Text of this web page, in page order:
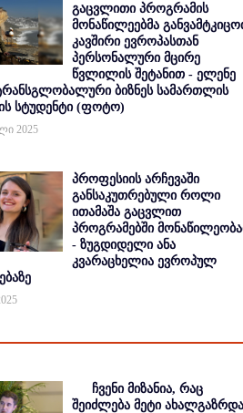
გაცვლითი პროგრამის
მონაწილეებმა
კავშირი ევროპასთან
პერსონალური მცირე
წვლილის შეტანით - ელენე
ბიზნეს სამართლის
სტუდენტი (ფოტო)
2025
პროფესიის არჩევაში
განსაკუთრებული როლი
ითამაშა გაცვლით
პროგრამებში
- ზუგდიდელი ანა
კვარაცხელია ევროპულ
ჩვენი მიზანია, რაც
შეიძლება მეტი ახალგაზრდა